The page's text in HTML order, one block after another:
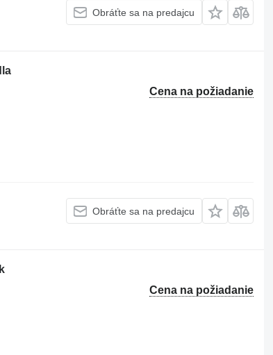
Obráťte sa na predajcu
Cena na požiadanie
Obráťte sa na predajcu
Cena na požiadanie